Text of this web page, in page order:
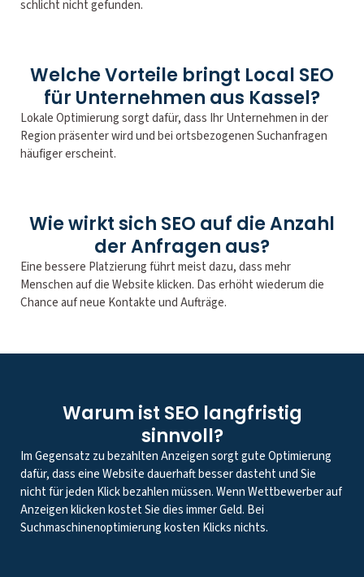
schlicht nicht gefunden.
Welche Vorteile bringt Local SEO
für Unternehmen aus Kassel?
Lokale Optimierung sorgt dafür, dass Ihr Unternehmen in der
Region präsenter wird und bei ortsbezogenen Suchanfragen
häufiger erscheint.
Wie wirkt sich SEO auf die Anzahl
der Anfragen aus?
Eine bessere Platzierung führt meist dazu, dass mehr
Menschen auf die Website klicken. Das erhöht wiederum die
Chance auf neue Kontakte und Aufträge.
Warum ist SEO langfristig
sinnvoll?
Im Gegensatz zu bezahlten Anzeigen sorgt gute Optimierung
dafür, dass eine Website dauerhaft besser dasteht und Sie
nicht für jeden Klick bezahlen müssen. Wenn Wettbewerber auf
Anzeigen klicken kostet Sie dies immer Geld. Bei
Suchmaschinenoptimierung kosten Klicks nichts.